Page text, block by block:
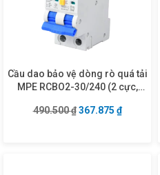
Cầu dao bảo vệ dòng rò quá tải
MPE RCBO2-30/240 (2 cực,
490.500₫ Giá gốc là: 490.500
367.875 ₫Giá hiện